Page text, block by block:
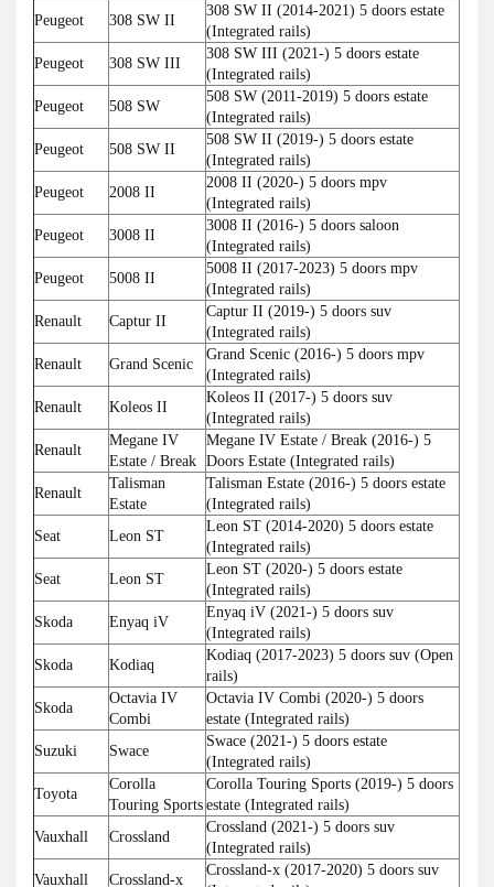
Peugeot
308 SW II
308 SW II (2014-2021) 5 doors estate
(Integrated rails)
Peugeot
308 SW III
308 SW III (2021-) 5 doors estate
(Integrated rails)
Peugeot
508 SW
508 SW (2011-2019) 5 doors estate
(Integrated rails)
Peugeot
508 SW II
508 SW II (2019-) 5 doors estate
(Integrated rails)
Peugeot
2008 II
2008 II (2020-) 5 doors mpv
(Integrated rails)
Peugeot
3008 II
3008 II (2016-) 5 doors saloon
(Integrated rails)
Peugeot
5008 II
5008 II (2017-2023) 5 doors mpv
(Integrated rails)
Renault
Captur II
Captur II (2019-) 5 doors suv
(Integrated rails)
Renault
Grand Scenic
Grand Scenic (2016-) 5 doors mpv
(Integrated rails)
Renault
Koleos II
Koleos II (2017-) 5 doors suv
(Integrated rails)
Renault
Megane IV
Estate / Break
Megane IV Estate / Break (2016-) 5
Doors Estate (Integrated rails)
Renault
Talisman
Estate
Talisman Estate (2016-) 5 doors estate
(Integrated rails)
Seat
Leon ST
Leon ST (2014-2020) 5 doors estate
(Integrated rails)
Seat
Leon ST
Leon ST (2020-) 5 doors estate
(Integrated rails)
Skoda
Enyaq iV
Enyaq iV (2021-) 5 doors suv
(Integrated rails)
Skoda
Kodiaq
Kodiaq (2017-2023) 5 doors suv (Open
rails)
Skoda
Octavia IV
Combi
Octavia IV Combi (2020-) 5 doors
estate (Integrated rails)
Suzuki
Swace
Swace (2021-) 5 doors estate
(Integrated rails)
Toyota
Corolla
Touring Sports
Corolla Touring Sports (2019-) 5 doors
estate (Integrated rails)
Vauxhall
Crossland
Crossland (2021-) 5 doors suv
(Integrated rails)
Vauxhall
Crossland-x
Crossland-x (2017-2020) 5 doors suv